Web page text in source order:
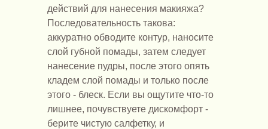
действий для нанесения макияжа?
Последовательность такова:
аккуратно обводите контур, наносите
слой губной помады, затем следует
нанесение пудры, после этого опять
кладем слой помады и только после
этого - блеск. Если вы ощутите что-то
лишнее, почувствуете дискомфорт -
берите чистую салфетку, и